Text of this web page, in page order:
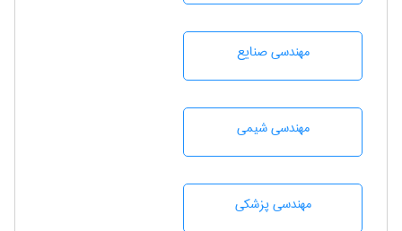
مهندسی صنايع
مهندسي شيمی
مهندسی پزشکی